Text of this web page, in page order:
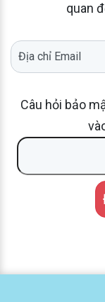
quan
Câu hỏi bảo